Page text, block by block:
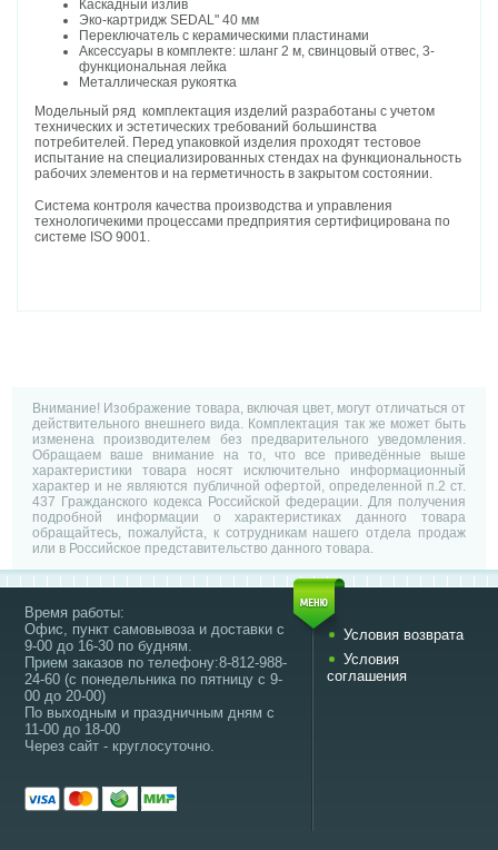
Каскадный излив
Эко-картридж SEDAL" 40 мм
Переключатель с керамическими пластинами
Аксессуары в комплекте: шланг 2 м, свинцовый отвес, 3-
функциональная лейка
Металлическая рукоятка
Модельный ряд комплектация изделий разработаны с учетом
технических и эстетических требований большинства
потребителей. Перед упаковкой изделия проходят тестовое
испытание на специализированных стендах на функциональность
рабочих элементов и на герметичность в закрытом состоянии.
Система контроля качества производства и управления
технологичекими процессами предприятия сертифицирована по
системе ISO 9001.
Внимание! Изображение товара, включая цвет, могут отличаться от
действительного внешнего вида. Комплектация так же может быть
изменена производителем без предварительного уведомления.
Обращаем ваше внимание на то, что все приведённые выше
характеристики товара носят исключительно информационный
характер и не являются публичной офертой, определенной п.2 ст.
437 Гражданского кодекса Российской федерации. Для получения
подробной информации о характеристиках данного товара
обращайтесь, пожалуйста, к сотрудникам нашего отдела продаж
или в Российское представительство данного товара.
Время работы:
Офис, пункт самовывоза и доставки с
9-00 до 16-30 по будням.
Прием заказов по телефону:8-812-988-
24-60 (с понедельника по пятницу с 9-
00 до 20-00)
По выходным и праздничным дням с
11-00 до 18-00
Через сайт - круглосуточно.
Условия возврата
Условия
соглашения